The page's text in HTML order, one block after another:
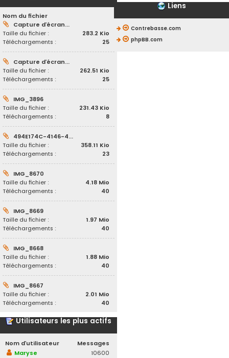
Nom du fichier
Capture d’écran...
Taille du fichier :
283.2 Kio
Téléchargements :
25
Capture d’écran...
Taille du fichier :
262.51 Kio
Téléchargements :
25
IMG_3896
Taille du fichier :
231.43 Kio
Téléchargements :
8
494E174C-4146-4...
Taille du fichier :
358.11 Kio
Téléchargements :
23
IMG_8670
Taille du fichier :
4.18 Mio
Téléchargements :
40
IMG_8669
Taille du fichier :
1.97 Mio
Téléchargements :
40
IMG_8668
Taille du fichier :
1.88 Mio
Téléchargements :
40
IMG_8667
Taille du fichier :
2.01 Mio
Téléchargements :
40
Utilisateurs les plus actifs
Nom d’utilisateur
Messages
Maryse
10600
Liens
Contrebasse.com
phpBB.com